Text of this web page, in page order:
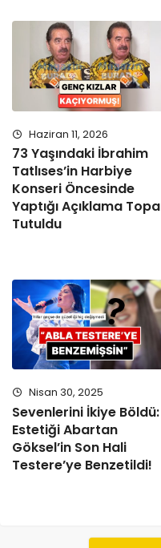
Haziran 11, 2026
73 Yaşındaki İbrahim
Tatlıses’in Harbiye
Konseri Öncesinde
Yaptığı Açıklama Topa
Tutuldu
Nisan 30, 2025
Sevenlerini İkiye Böldü:
Estetiği Abartan
Göksel’in Son Hali
Testere’ye Benzetildi!